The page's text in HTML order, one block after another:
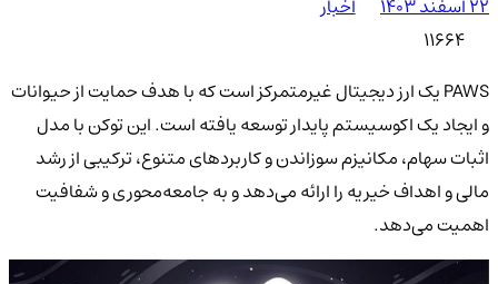
۲۲ اسفند ۱۴۰۳
اخبار
11664
PAWS یک ارز دیجیتال غیرمتمرکز است که با هدف حمایت از حیوانات
و ایجاد یک اکوسیستم پایدار توسعه یافته است. این توکن با مدل
اثبات سهام، مکانیزم سوزاندن و کاربردهای متنوع، ترکیبی از رشد
مالی و اهداف خیریه را ارائه می‌دهد و به جامعه‌محوری و شفافیت
اهمیت می‌دهد.